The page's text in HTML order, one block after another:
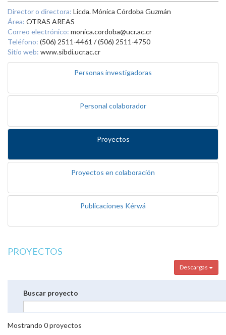
Director o directora: Licda. Mónica Córdoba Guzmán
Área: OTRAS AREAS
Correo electrónico: monica.cordoba@ucr.ac.cr
Teléfono: (506) 2511-4461 / (506) 2511-4750
Sitio web: www.sibdi.ucr.ac.cr
Personas investigadoras
Personal colaborador
Proyectos
Proyectos en colaboración
Publicaciones Kérwá
PROYECTOS
Descargas
Buscar proyecto
Mostrando 0proyectos